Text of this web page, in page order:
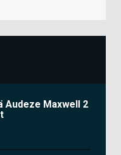
Audeze Maxwell 2